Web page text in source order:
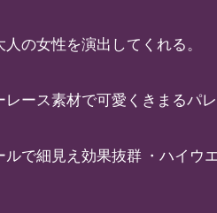
の女性を演出してくれる。
レース素材で可愛くきまるパ
で細見え効果抜群 ・ハイ